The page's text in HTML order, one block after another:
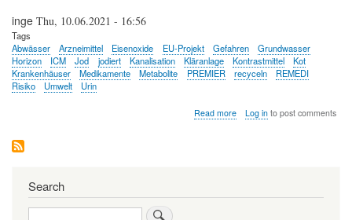
inge Thu, 10.06.2021 - 16:56
Tags
Abwässer
Arzneimittel Eisenoxide EU-Projekt Gefahren
Grundwasser
Horizon
ICM Jod jodiert Kanalisation Kläranlage Kontrastmittel
Kot
Krankenhäuser
Medikamente Metabolite PREMIER recyceln
REMEDI
Risiko
Umwelt Urin
Read moreabout
Minimierung
Log into post comments
Search
Search